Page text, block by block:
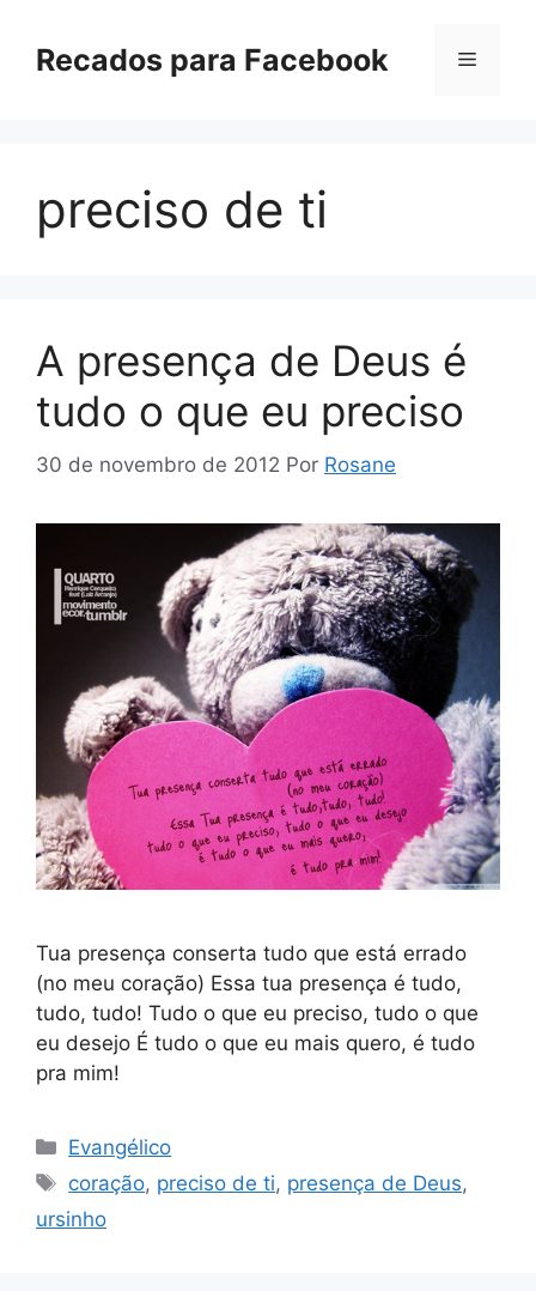
paraRecados para Facebook Menu
preciso de ti
A presença de Deus é
tudo o que eu preciso
30 de novembro de 2012 Por Rosane
Tua presença conserta tudo que está errado
(no meu coração) Essa tua presença é tudo,
tudo, tudo! Tudo o que eu preciso, tudo o que
eu desejo É tudo o que eu mais quero, é tudo
pra mim!
Categorias
Evangélico
Tags
coração, preciso de ti, presença de Deus,
ursinho